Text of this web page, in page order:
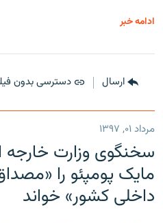
ادامه خبر
ارسال دسترسی بدون
مرداد ۰۱, ۱۳۹۷
سخنگوی وزارت خارجه
مایک پومپئو را
داخلی کشور» خواند